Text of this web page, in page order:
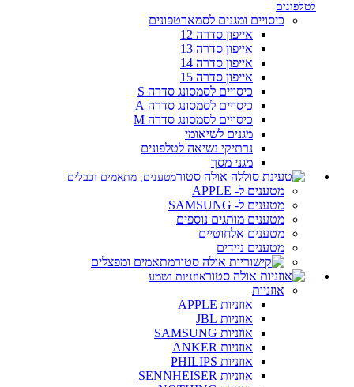
לטלפונים
כיסויים ומגנים לסמארטפונים
אייפון סדרה 12
אייפון סדרה 13
אייפון סדרה 14
אייפון סדרה 15
כיסויים לסמסונג סדרה S
כיסויים לסמסונג סדרה A
כיסויים לסמסונג סדרה M
מגנים לשיאומי
נרתיקי נשיאה לטלפונים
מגני מסך
מטענים, מתאמים וכבלים
מטענים ל- APPLE
מטענים ל- SAMSUNG
מטענים מותגים נוספים
מטענים אלחוטיים
מטענים ניידים
מתאמים ומפצלים
אוזניות ושמע
אוזניות
אוזניות APPLE
אוזניות JBL
אוזניות SAMSUNG
אוזניות ANKER
אוזניות PHILIPS
אוזניות SENNHEISER